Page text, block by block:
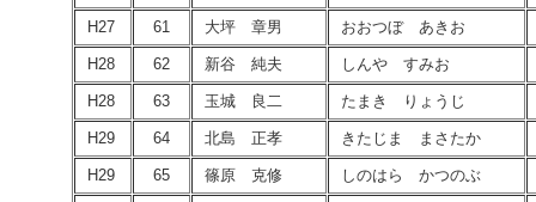
H27 61 大坪 章男 おおつぼ あきお
H28 62 新谷 純夫 しんや すみお
H28 63 玉城 良二 たまき りょうじ
H29 64 北島 正孝 きたじま まさたか
H29 65 篠原 克修 しのはら かつのぶ